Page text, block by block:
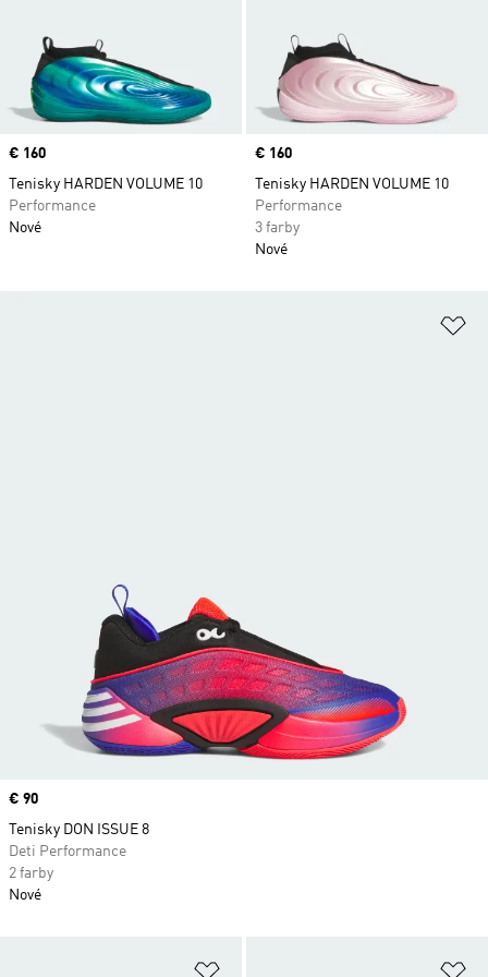
Price
€ 160
Tenisky HARDEN VOLUME 10
Performance
Nové
Price
€ 160
Tenisky HARDEN VOLUME 10
Performance
3 farby
Nové
Pridať do zoznamu želaných
Price
€ 90
Tenisky DON ISSUE 8
Deti Performance
2 farby
Nové